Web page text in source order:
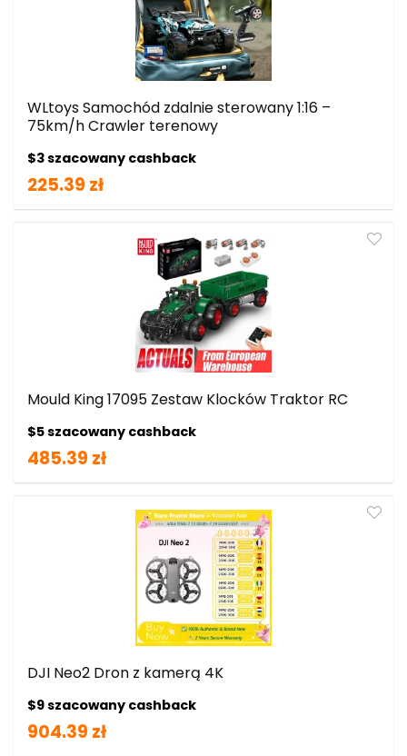
WLtoys Samochód zdalnie sterowany 1:16 –
75km/h Crawler terenowy
$3 szacowany cashback
225.39 zł
Mould King 17095 Zestaw Klocków Traktor RC
$5 szacowany cashback
485.39 zł
DJI Neo2 Dron z kamerą 4K
$9 szacowany cashback
904.39 zł